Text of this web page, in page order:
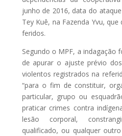
junho de 2016, data do
Tey Kuê, na Fazenda Yvu,
feridos.
Segundo o MPF, a indagação
de apurar o ajuste prévio
violentos registrados na
“para o fim de constituir,
particular, grupo ou
praticar crimes contra
lesão corporal,
qualificado, ou qualquer